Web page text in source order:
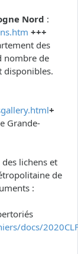
Nord :
+++
des
nombre de
disponibles.
+
Grande-
lichens et
de
:
docs/